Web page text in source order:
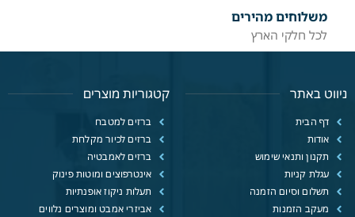
משלוחים מהירים
לכל חלקי הארץ
ניווט באתר
דף הבית
אודות
תקנון ותנאי שימוש
עגלת קניות
תשלום וסיום הזמנה
מעקב הזמנות
קטגוריות מוצרים
ברזים למטבח
ברזים לכיור מקלחת
ברזים לאמבטיה
אינטרפוצים ומוטות פינוק
תעלות ניקוז אופנתיות
אביזרי אמבט ומוצרים נלווים